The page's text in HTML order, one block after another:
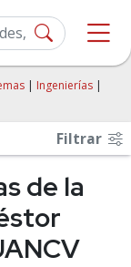
| Ingenierías |
Filtrar
de la